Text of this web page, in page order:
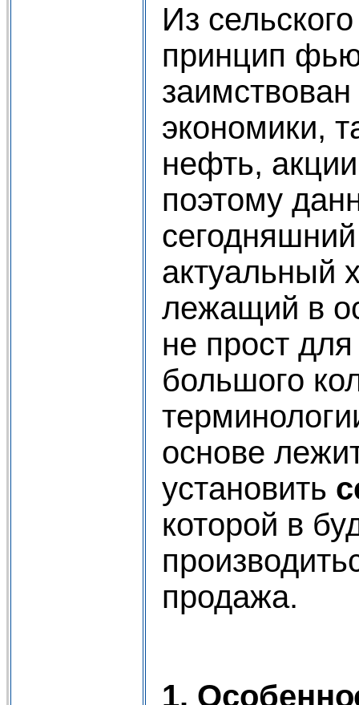
Из
принцип
экономики,
нефть,
поэтому
актуальный
лежащий в
не прост
большого
основе
установить
которой в
продажа.
1.